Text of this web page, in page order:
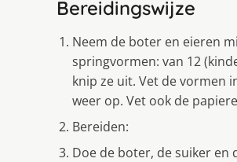
Bereidingswijze
Neem de boter en eieren
springvormen: van 12
knip ze uit. Vet de vormen
weer op. Vet ook de
Bereiden:
Doe de boter, de suiker en